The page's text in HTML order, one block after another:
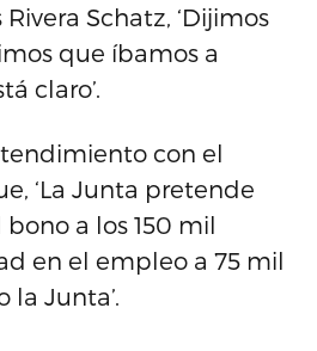
Schatz, ‘Dijimos
que íbamos a
claro’.
con el
‘La Junta pretende
a los 150 mil
en el empleo a 75 mil
Junta’.